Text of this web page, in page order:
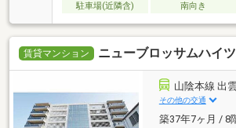
駐車場(近隣含)
南向き
賃貸マンション ニューブロッサムハイツ
山陰本線 出
その他の交通
築37年7ヶ月 / 8